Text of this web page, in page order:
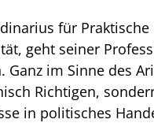
für
geht seiner
Ganz im Sinne des
Richtigen,
in politisches